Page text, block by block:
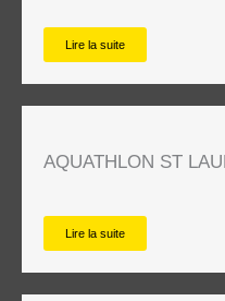
Lire la suite
AQUATHLON ST
Lire la suite